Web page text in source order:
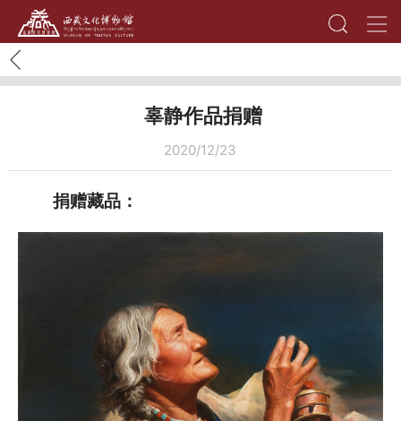
辜静作品捐赠
2020/12/23
捐赠藏品：